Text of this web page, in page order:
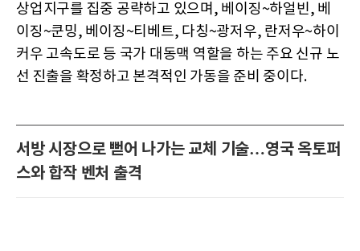
상업지구를 집중 공략하고 있으며, 베이징~하얼빈, 베
이징~쿤밍, 베이징~티베트, 다칭~광저우, 란저우~하이
커우 고속도로 등 국가 대동맥 역할을 하는 주요 신규 노
선 진출을 확정하고 본격적인 가동을 준비 중이다.
서방 시장으로 뻗어 나가는 교체 기술…영국 옥토퍼
스와 합작 벤처 출격